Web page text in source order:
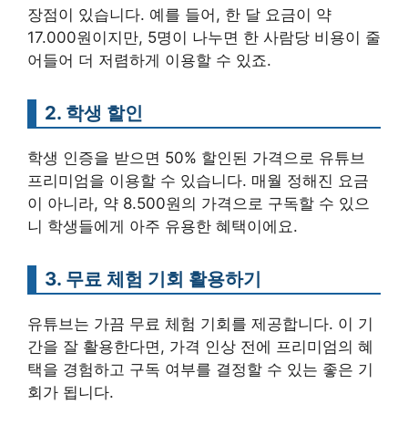
장점이 있습니다. 예를 들어, 한 달 요금이 약
17.000원이지만, 5명이 나누면 한 사람당 비용이 줄
어들어 더 저렴하게 이용할 수 있죠.
2. 학생 할인
학생 인증을 받으면 50% 할인된 가격으로 유튜브
프리미엄을 이용할 수 있습니다. 매월 정해진 요금
이 아니라, 약 8.500원의 가격으로 구독할 수 있으
니 학생들에게 아주 유용한 혜택이에요.
3. 무료 체험 기회 활용하기
유튜브는 가끔 무료 체험 기회를 제공합니다. 이 기
간을 잘 활용한다면, 가격 인상 전에 프리미엄의 혜
택을 경험하고 구독 여부를 결정할 수 있는 좋은 기
회가 됩니다.